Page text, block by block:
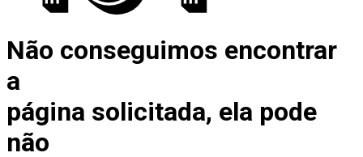
Não conseguimos encontrar
a
página solicitada, ela pode
não